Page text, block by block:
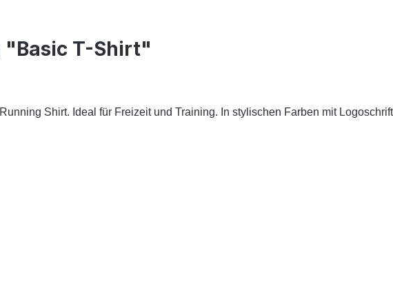
T-Shirt"
Shirt. Ideal für Freizeit und Training. In stylischen Farben mit